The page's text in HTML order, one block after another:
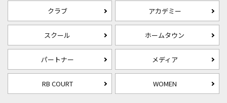
クラブ アカデミー
スクール ホームタウン
パートナー メディア
RB COURT WOMEN